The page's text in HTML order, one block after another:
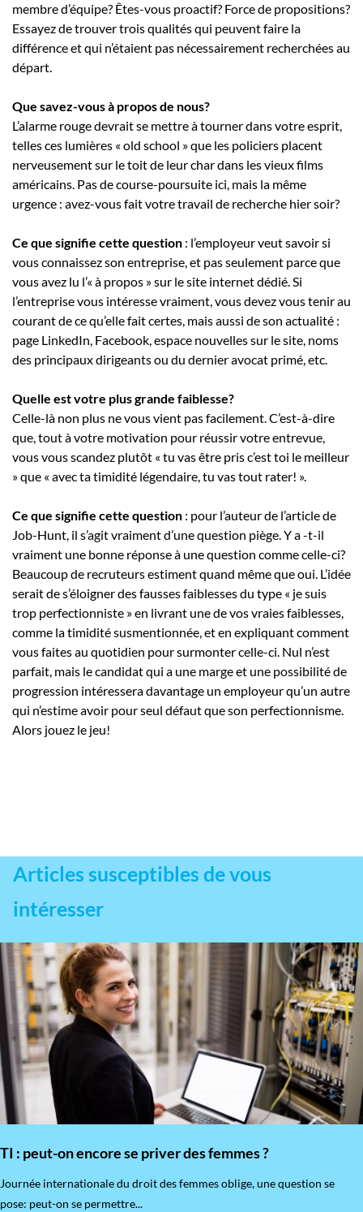
membre d’équipe? Êtes-vous proactif? Force de propositions?
Essayez de trouver trois qualités qui peuvent faire la
différence et qui n’étaient pas nécessairement recherchées au
départ.
Que savez-vous à propos de nous?
L’alarme rouge devrait se mettre à tourner dans votre esprit,
telles ces lumières « old school » que les policiers placent
nerveusement sur le toit de leur char dans les vieux films
américains. Pas de course-poursuite ici, mais la même
urgence : avez-vous fait votre travail de recherche hier soir?
Ce que signifie cette question : l’employeur veut savoir si
vous connaissez son entreprise, et pas seulement parce que
vous avez lu l’« à propos » sur le site internet dédié. Si
l’entreprise vous intéresse vraiment, vous devez vous tenir au
courant de ce qu’elle fait certes, mais aussi de son actualité :
page LinkedIn, Facebook, espace nouvelles sur le site, noms
des principaux dirigeants ou du dernier avocat primé, etc.
Quelle est votre plus grande faiblesse?
Celle-là non plus ne vous vient pas facilement. C’est-à-dire
que, tout à votre motivation pour réussir votre entrevue,
vous vous scandez plutôt « tu vas être pris c’est toi le meilleur
» que « avec ta timidité légendaire, tu vas tout rater! ».
Ce que signifie cette question : pour l’auteur de l’article de
Job-Hunt, il s’agit vraiment d’une question piège. Y a -t-il
vraiment une bonne réponse à une question comme celle-ci?
Beaucoup de recruteurs estiment quand même que oui. L’idée
serait de s’éloigner des fausses faiblesses du type « je suis
trop perfectionniste » en livrant une de vos vraies faiblesses,
comme la timidité susmentionnée, et en expliquant comment
vous faites au quotidien pour surmonter celle-ci. Nul n’est
parfait, mais le candidat qui a une marge et une possibilité de
progression intéressera davantage un employeur qu’un autre
qui n’estime avoir pour seul défaut que son perfectionnisme.
Alors jouez le jeu!
Articles susceptibles de vous
intéresser
TI : peut-on encore se priver des femmes ?
​Journée internationale du droit des femmes oblige, une question se
pose: peut-on se permettre...